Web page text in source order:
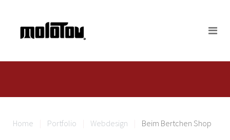
Home Portfolio Webdesign Beim Bertchen Shop